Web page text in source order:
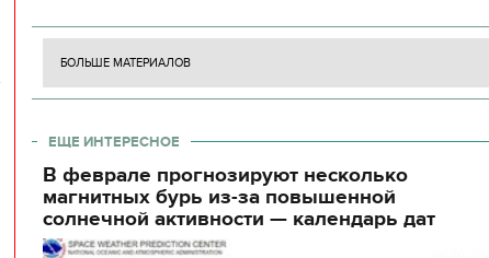
боевых ст
БОЛЬШЕ МАТЕРИАЛОВ
ЕЩЕ ИНТЕРЕСНОЕ
В феврале прогнозируют несколько
магнитных бурь из-за повышенной
солнечной активности — календарь дат